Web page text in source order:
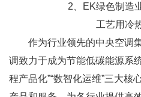
2、EK绿色制造
工艺用冷
作为行业领先的中央空调
调致力于成为节能低碳能源系
程产品化”“数智化运维”三大